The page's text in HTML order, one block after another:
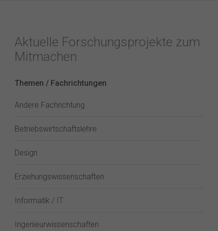
Aktuelle Forschungsprojekte zum
Mitmachen
Themen / Fachrichtungen
Andere Fachrichtung
Betriebswirtschaftslehre
Design
Erziehungswissenschaften
Informatik / IT
Ingenieurwissenschaften